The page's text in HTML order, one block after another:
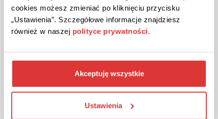
cookies możesz zmieniać po kliknięciu przycisku
„Ustawienia”. Szczegółowe informacje znajdziesz
również w naszej polityce prywatności.
Akceptuję wszystkie
Ustawienia
LIDL Rabattcodes – Arten und
Onlineshop finden Sie außerdem Haushaltsgeräte,
Werkzeuge, Gartenartikel, Mode und viele weitere
Produkte. Mit einem LIDL Rabattcode reduzieren Sie
den Bestellwert zusätzlich und profitieren von